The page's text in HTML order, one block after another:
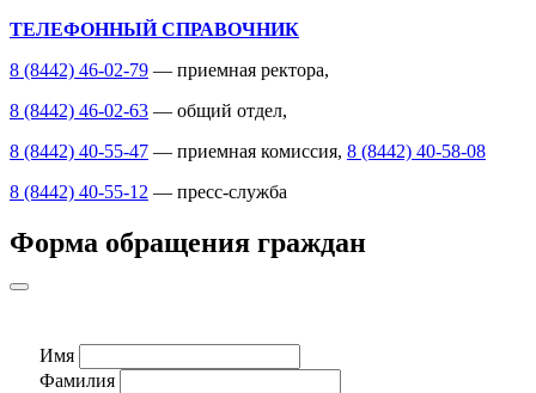
ТЕЛЕФОННЫЙ СПРАВОЧНИК
8 (8442) 46-02-79 — приемная ректора,
8 (8442) 46-02-63 — общий отдел,
8 (8442) 40-55-47 — приемная комиссия, 8 (8442) 40-58-08
8 (8442) 40-55-12 — пресс-служба
Форма обращения граждан
Имя
Фамилия